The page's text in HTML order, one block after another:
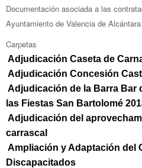
Documentación asociada a las
Ayuntamiento de Valencia de Alcántara
Carpetas
Adjudicación Caseta de
Adjudicación Concesión
Adjudicación de la Barra Bar
las Fiestas San Bartolomé
Adjudicación del
carrascal
Ampliación y Adaptación del
Discapacitados